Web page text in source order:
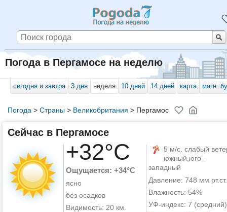
Погода в Пергамосе на неделю
сегодня и завтра 3 дня неделя 10 дней 14 дней карта магн.
Погода > Страны> Великобритания > Пергамос
Сейчас в Пергамосе
+32°C
Ощущается: +34°C
ясно
без осадков
Видимость: 20 км.
5 м/с. слабый
южный,юго-
западный
Давление: 748 мм рт.ст.
Влажность: 54%
УФ-индекс: 7 (средний)